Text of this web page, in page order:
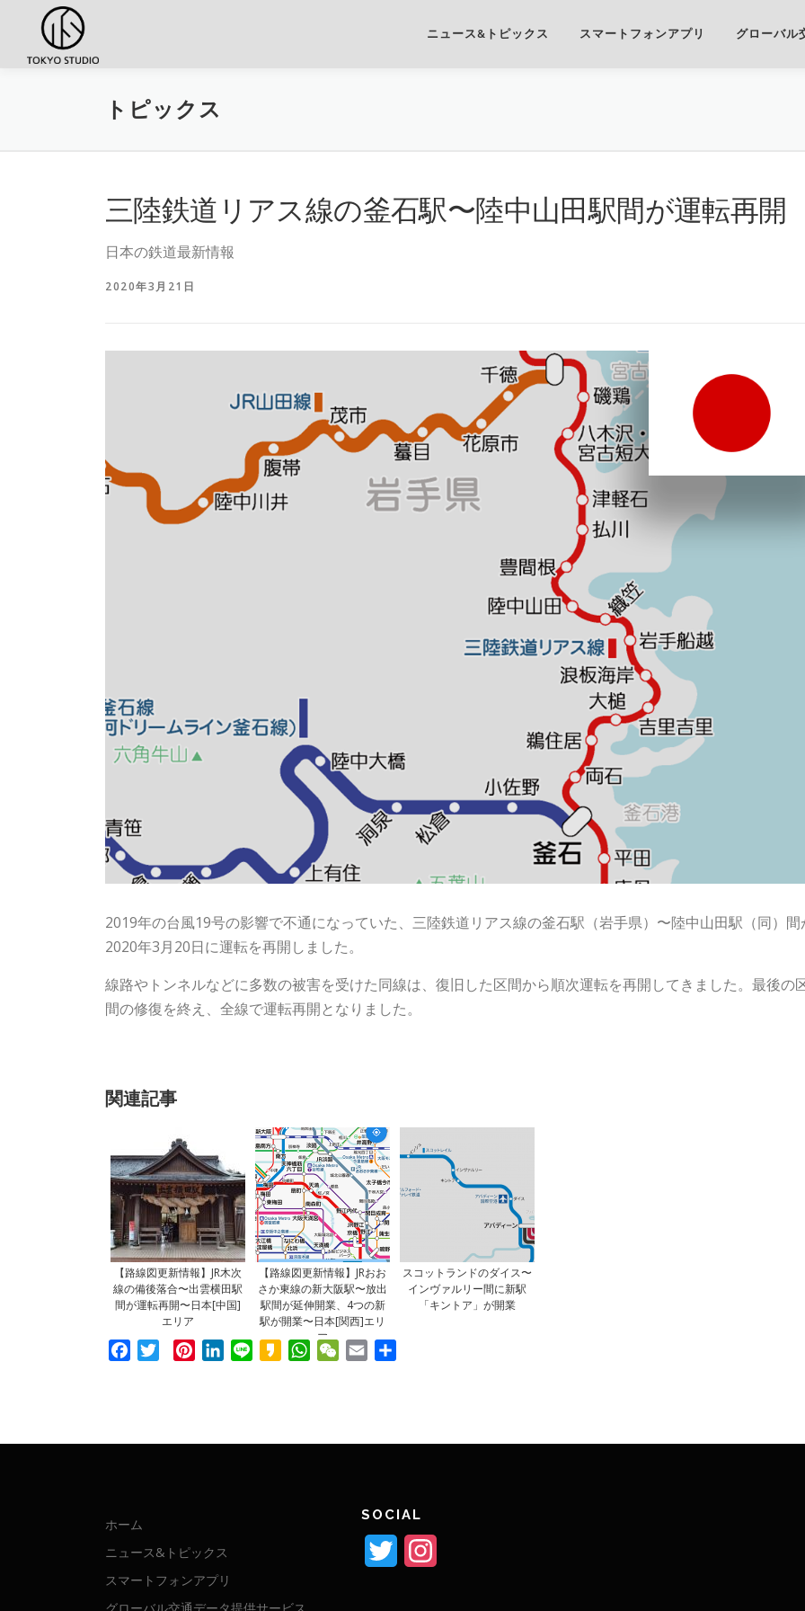
コンテンツへスキップ
ニュース&トピックス スマートフォンアプリ グローバル
トピックス
三陸鉄道リアス線の釜石駅〜陸中山田駅間が運転再開
日本の鉄道最新情報
2020年3月21日
2019年の台風19号の影響で不通になっていた、三陸鉄道リアス線の釜石駅（岩手県）〜陸中山田駅（同）間
2020年3月20日に運転を再開しました。
線路やトンネルなどに多数の被害を受けた同線は、復旧した区間から順次運転を再開してきました。最後の
間の修復を終え、全線で運転再開となりました。
関連記事
【路線図更新情報】JR木次
線の備後落合〜出雲横田駅
間が運転再開〜日本[中国]
エリア
【路線図更新情報】JRおお
さか東線の新大阪駅〜放出
駅間が延伸開業、4つの新
駅が開業〜日本[関西]エリ
ア
スコットランドのダイス〜
インヴァルリー間に新駅
「キントア」が開業
Facebook
TwitterPinterestLinkedIn
Line KakaoWhatsApp
WeChat
Email
ホーム
ニュース&トピックス
スマートフォンアプリ
グローバル交通データ提供サービス
SOCIAL
Twitter